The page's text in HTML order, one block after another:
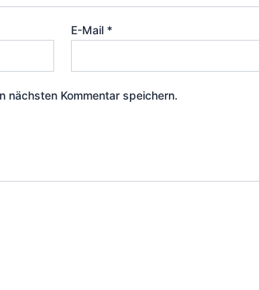
E-Mail *
nächsten Kommentar speichern.